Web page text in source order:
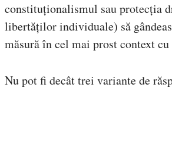
constituționalismul sau protecția
libertăților individuale) să
măsură în cel mai prost context
Nu pot fi decât trei variante de